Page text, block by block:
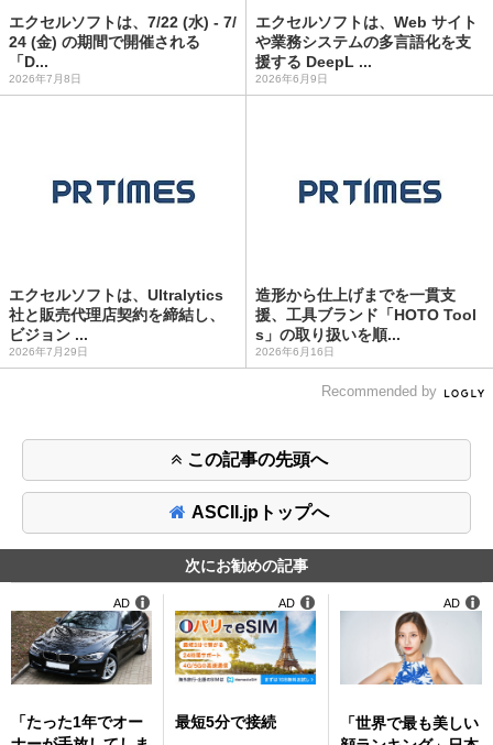
エクセルソフトは、7/22 (水) - 7/
24 (金) の期間で開催される
「D...
2026年7月8日
エクセルソフトは、Web サイト
や業務システムの多言語化を支
援する DeepL ...
2026年6月9日
エクセルソフトは、Ultralytics
社と販売代理店契約を締結し、
ビジョン ...
2026年7月29日
造形から仕上げまでを一貫支
援、工具ブランド「HOTO Tool
s」の取り扱いを順...
2026年6月16日
Recommended by
この記事の先頭へ
ASCII.jpトップへ
次にお勧めの記事
「たった1年でオー
AD
最短5分で接続
AD
「世界で最も美しい
AD